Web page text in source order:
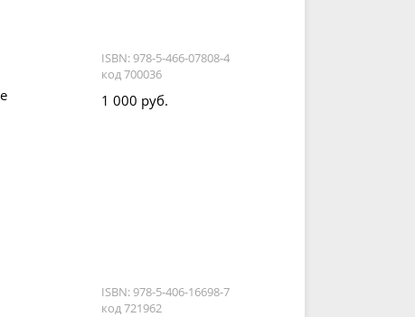
ISBN: 978-5-466-07808-4
код 700036
1 000 руб.
ISBN: 978-5-406-16698-7
код 721962